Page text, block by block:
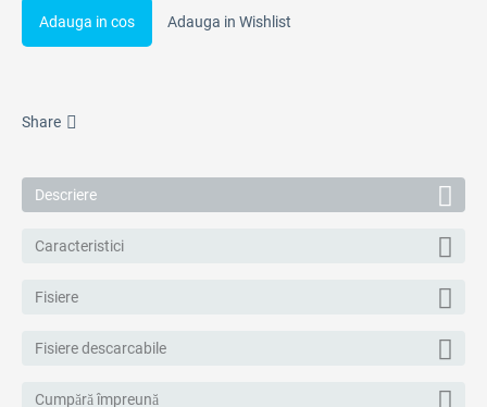
Adauga in cos Adauga in Wishlist
Share
Descriere
Caracteristici
Fisiere
Fisiere descarcabile
Cumpără împreună